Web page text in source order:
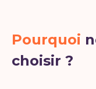
Pourquoi
choisir ?